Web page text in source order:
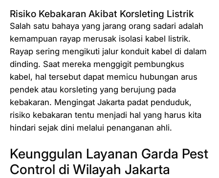
Risiko Kebakaran Akibat Korsleting Listrik
Salah satu bahaya yang jarang orang sadari adalah
kemampuan rayap merusak isolasi kabel listrik.
Rayap sering mengikuti jalur konduit kabel di dalam
dinding. Saat mereka menggigit pembungkus
kabel, hal tersebut dapat memicu hubungan arus
pendek atau korsleting yang berujung pada
kebakaran. Mengingat Jakarta padat penduduk,
risiko kebakaran tentu menjadi hal yang harus kita
hindari sejak dini melalui penanganan ahli.
Keunggulan Layanan Garda Pest
Control di Wilayah Jakarta